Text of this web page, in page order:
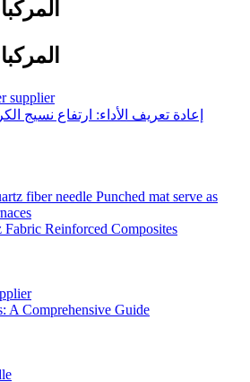
إعادة تعريف الأداء: ارتفاع نسيج
Reinforced Composites
A Comprehensive Guide